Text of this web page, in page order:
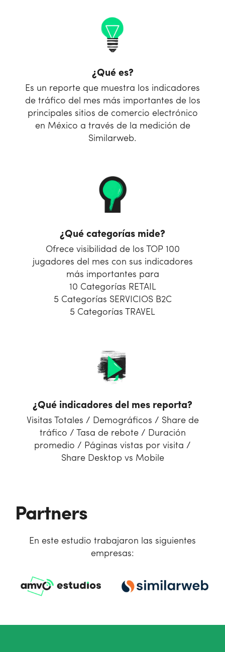
¿Qué es?
Es un reporte que muestra los indicadores
de tráfico del mes más importantes de los
principales sitios de comercio electrónico
en México a través de la medición de
Similarweb.
¿Qué categorías mide?
Ofrece visibilidad de los TOP 100
jugadores del mes con sus indicadores
más importantes para
10 Categorías RETAIL
5 Categorías SERVICIOS B2C
5 Categorías TRAVEL
¿Qué indicadores del mes reporta?
Visitas Totales / Demográficos / Share de
tráfico / Tasa de rebote / Duración
promedio / Páginas vistas por visita /
Share Desktop vs Mobile
Partners
En este estudio trabajaron las siguientes
empresas: